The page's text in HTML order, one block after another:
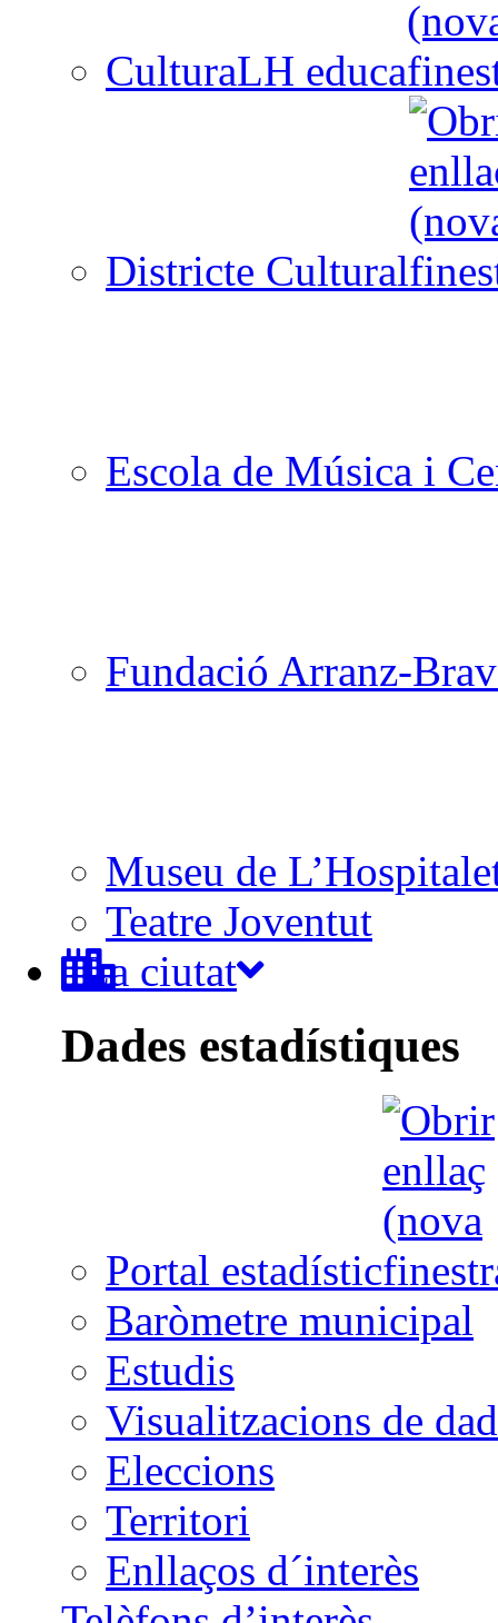
CulturaLH educa
Districte Cultural
Escola de Música i
Fundació Arranz-
Museu de
Teatre Joventut
La ciutat
Dades estadístiques
Portal estadístic
Baròmetre municipal
Estudis
Visualitzacions de
Eleccions
Territori
Enllaços d´interès